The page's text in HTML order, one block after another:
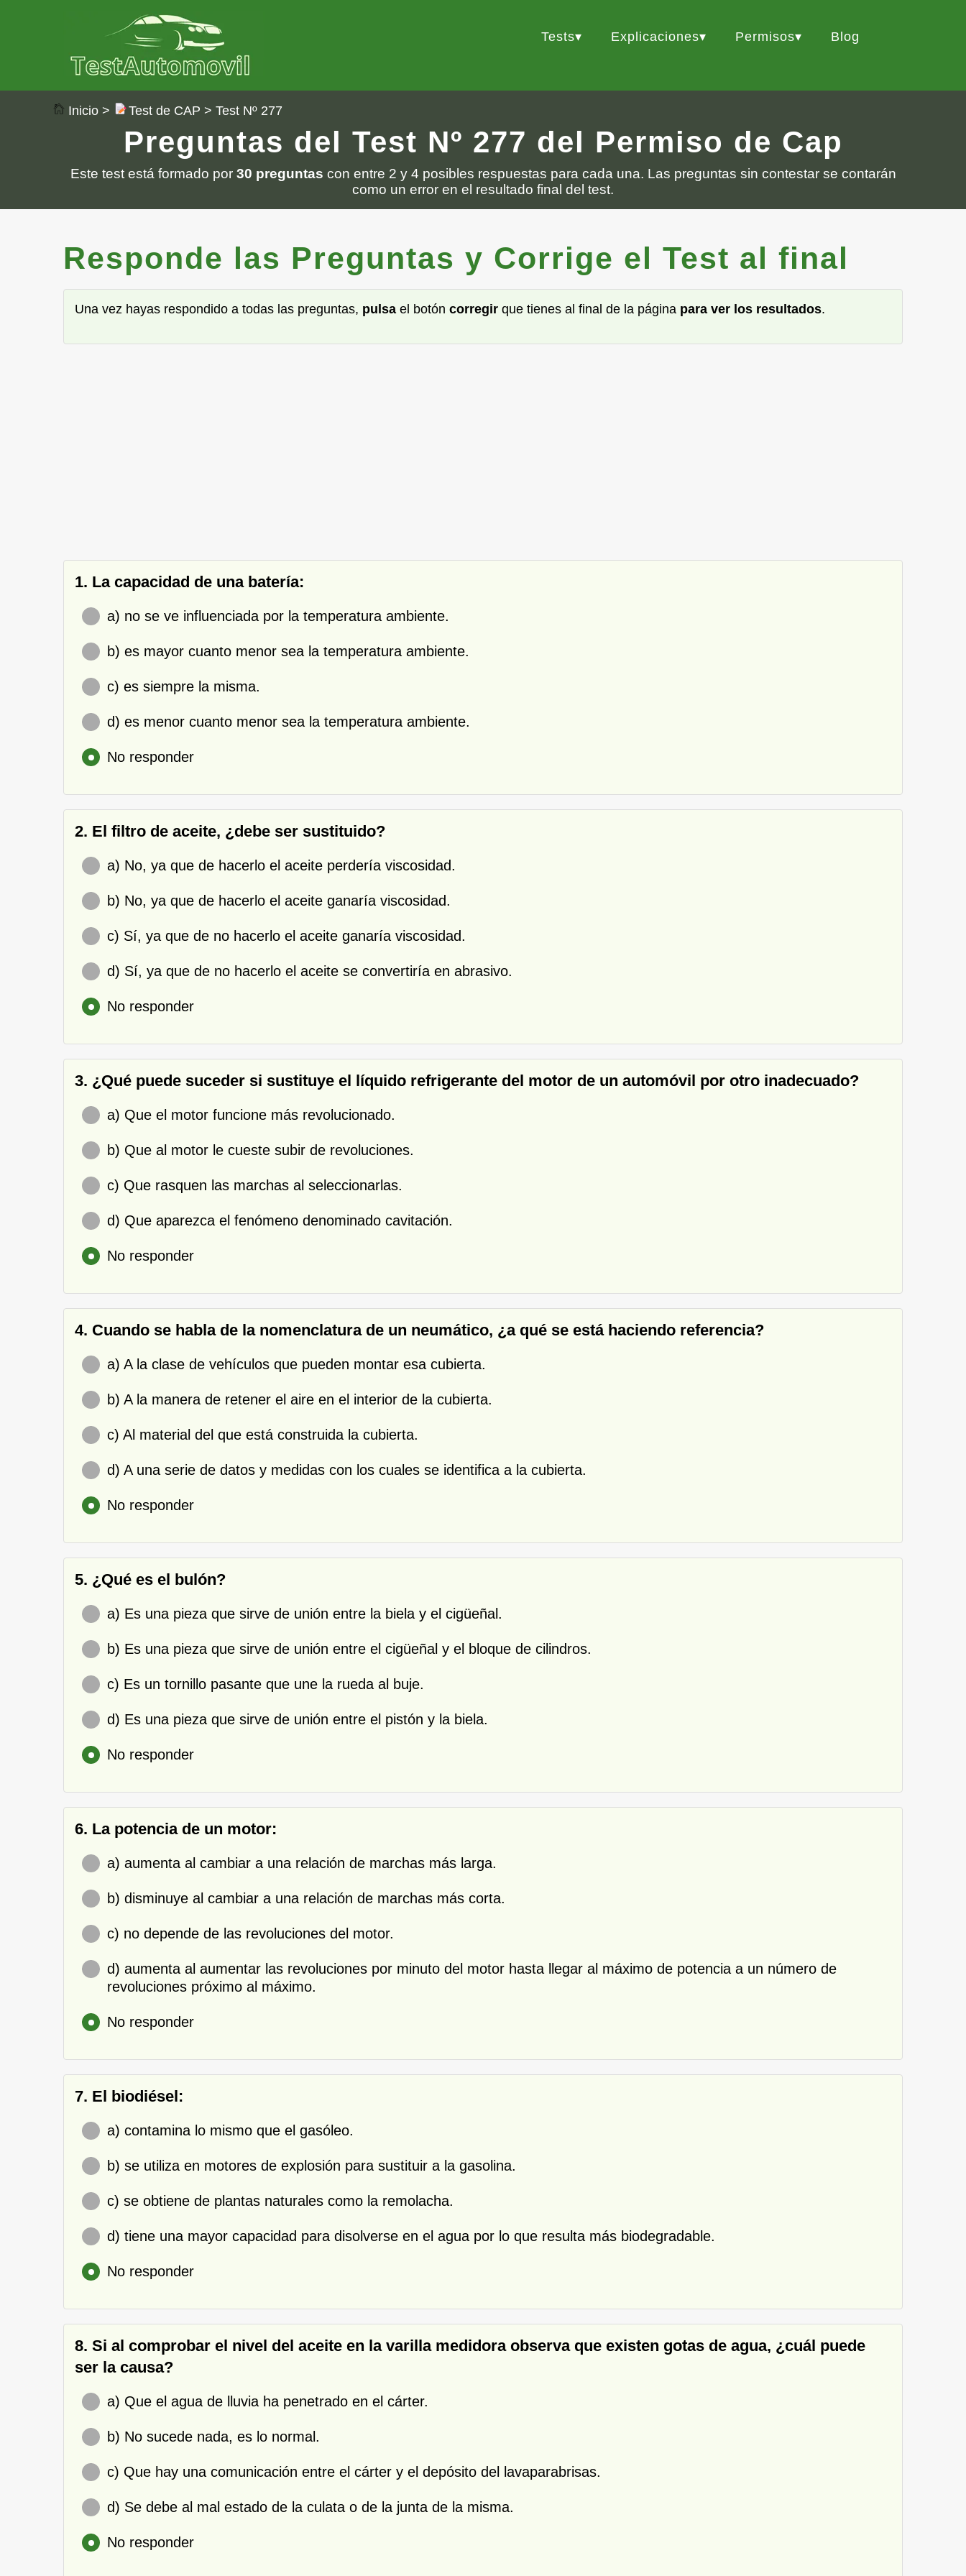
Tests Explicaciones Permisos Blog
Inicio > Test de CAP > Test Nº 277
Preguntas del Test Nº 277 del Permiso de Cap
Este test está formado por 30 preguntas con entre 2 y 4 posibles respuestas para cada una. Las preguntas sin contestar se contarán
como un error en el resultado final del test.
Responde las Preguntas y Corrige el Test al final
Una vez hayas respondido a todas las preguntas, pulsa el botón corregir que tienes al final de la página para ver los resultados.
1. La capacidad de una batería:
a) no se ve influenciada por la temperatura ambiente.
b) es mayor cuanto menor sea la temperatura ambiente.
c) es siempre la misma.
d) es menor cuanto menor sea la temperatura ambiente.
No responder
2. El filtro de aceite, ¿debe ser sustituido?
a) No, ya que de hacerlo el aceite perdería viscosidad.
b) No, ya que de hacerlo el aceite ganaría viscosidad.
c) Sí, ya que de no hacerlo el aceite ganaría viscosidad.
d) Sí, ya que de no hacerlo el aceite se convertiría en abrasivo.
No responder
3. ¿Qué puede suceder si sustituye el líquido refrigerante del motor de un automóvil por otro inadecuado?
a) Que el motor funcione más revolucionado.
b) Que al motor le cueste subir de revoluciones.
c) Que rasquen las marchas al seleccionarlas.
d) Que aparezca el fenómeno denominado cavitación.
No responder
4. Cuando se habla de la nomenclatura de un neumático, ¿a qué se está haciendo referencia?
a) A la clase de vehículos que pueden montar esa cubierta.
b) A la manera de retener el aire en el interior de la cubierta.
c) Al material del que está construida la cubierta.
d) A una serie de datos y medidas con los cuales se identifica a la cubierta.
No responder
5. ¿Qué es el bulón?
a) Es una pieza que sirve de unión entre la biela y el cigüeñal.
b) Es una pieza que sirve de unión entre el cigüeñal y el bloque de cilindros.
c) Es un tornillo pasante que une la rueda al buje.
d) Es una pieza que sirve de unión entre el pistón y la biela.
No responder
6. La potencia de un motor:
a) aumenta al cambiar a una relación de marchas más larga.
b) disminuye al cambiar a una relación de marchas más corta.
c) no depende de las revoluciones del motor.
d) aumenta al aumentar las revoluciones por minuto del motor hasta llegar al máximo de potencia a un número de
revoluciones próximo al máximo.
No responder
7. El biodiésel:
a) contamina lo mismo que el gasóleo.
b) se utiliza en motores de explosión para sustituir a la gasolina.
c) se obtiene de plantas naturales como la remolacha.
d) tiene una mayor capacidad para disolverse en el agua por lo que resulta más biodegradable.
No responder
8. Si al comprobar el nivel del aceite en la varilla medidora observa que existen gotas de agua, ¿cuál puede
ser la causa?
a) Que el agua de lluvia ha penetrado en el cárter.
b) No sucede nada, es lo normal.
c) Que hay una comunicación entre el cárter y el depósito del lavaparabrisas.
d) Se debe al mal estado de la culata o de la junta de la misma.
No responder